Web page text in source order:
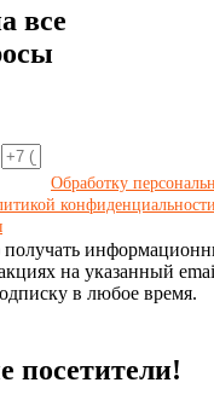
все
Обработку
конфиденциальности
получать
на указанный
в любое время.
посетители!